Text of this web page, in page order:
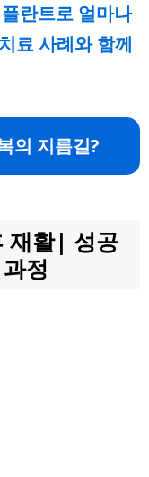
란트로 얼마나
료 사례와 함께
의 지름길?
재활| 성공
정